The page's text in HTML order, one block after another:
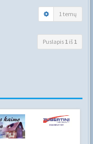
1 temų
Puslapis 1 iš 1